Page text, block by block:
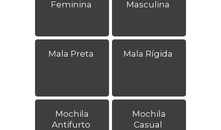
Feminina
Masculina
Mala Preta Mala Rígida
Mochila
Antifurto
Mochila
Casual